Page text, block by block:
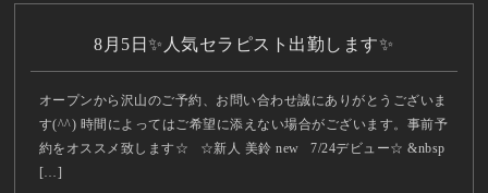
8月5日✨人気セラピスト出勤します✨
オープンから沢山のご予約、お問い合わせ誠にありがとうございま
す(^^) 時間によってはご希望に添えない場合がございます。事前予
約をオススメ致します☆ ☆新人 美鈴 new 7/24デビュー☆ &nbsp
[…]